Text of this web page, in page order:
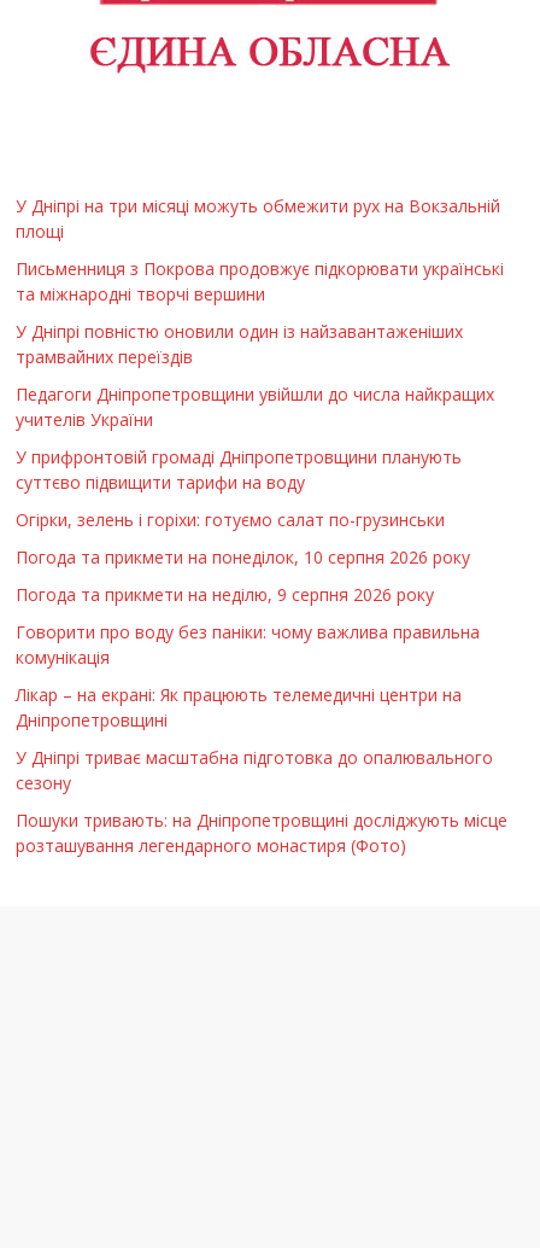
У Дніпрі на три місяці можуть обмежити рух на Вокзальній
площі
Письменниця з Покрова продовжує підкорювати українські
та міжнародні творчі вершини
У Дніпрі повністю оновили один із найзавантаженіших
трамвайних переїздів
Педагоги Дніпропетровщини увійшли до числа найкращих
учителів України
У прифронтовій громаді Дніпропетровщини планують
суттєво підвищити тарифи на воду
Огірки, зелень і горіхи: готуємо салат по-грузинськи
Погода та прикмети на понеділок, 10 серпня 2026 року
Погода та прикмети на неділю, 9 серпня 2026 року
Говорити про воду без паніки: чому важлива правильна
комунікація
Лікар – на екрані: Як працюють телемедичні центри на
Дніпропетровщині
У Дніпрі триває масштабна підготовка до опалювального
сезону
Пошуки тривають: на Дніпропетровщині досліджують місце
розташування легендарного монастиря (Фото)